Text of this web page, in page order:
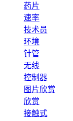
药片
速率
技术员
环境
针管
无线
控制器
图片欣赏
欣赏
接触式